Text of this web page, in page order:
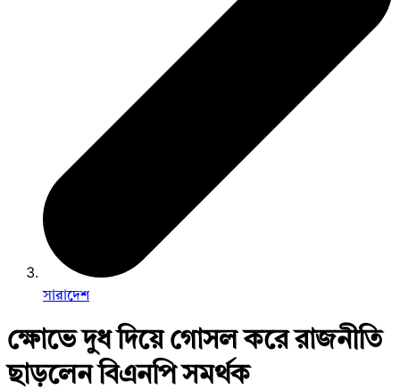
সারাদেশ
ক্ষোভে দুধ দিয়ে গোসল করে রাজনীতি
ছাড়লেন বিএনপি সমর্থক